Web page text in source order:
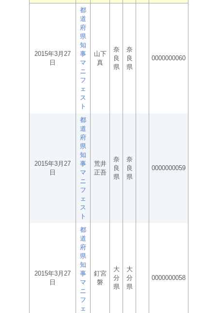
2015年3月27
日
都
道
府
県
知
事
マ
ニ
フ
ェ
ス
ト
山下
真
奈
良
県
奈
良
県
0000000060
2015年3月27
日
都
道
府
県
知
事
マ
ニ
フ
ェ
ス
ト
荒井
正吾
奈
良
県
奈
良
県
0000000059
2015年3月27
日
都
道
府
県
知
事
マ
ニ
フ
ェ
釘宮
磐
大
分
県
大
分
県
0000000058